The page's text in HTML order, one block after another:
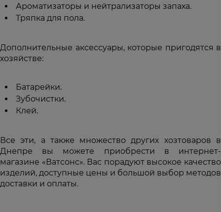
Ароматизаторы и нейтрализаторы запаха.
Тряпка для пола.
Дополнительные аксессуары, которые пригодятся в
хозяйстве:
Батарейки.
Зубочистки.
Клей.
Все эти, а также множество других хозтоваров в
Днепре вы можете приобрести в интернет-
магазине «Ватсонс». Вас порадуют высокое качество
изделий, доступные цены и большой выбор методов
доставки и оплаты.